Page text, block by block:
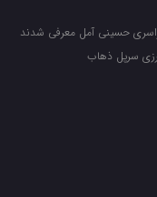
حسینی آمل معرفی شدند
سرپل ذهاب